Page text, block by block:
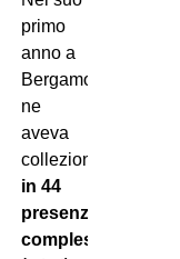
primo
anno a
Bergamo
ne
aveva
collezionati
in 44
presenze
complessive